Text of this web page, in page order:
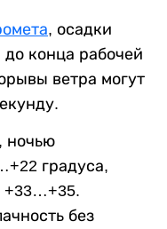
, осадки
конца рабочей
ветра могут
ночью
градуса,
+33…+35.
без